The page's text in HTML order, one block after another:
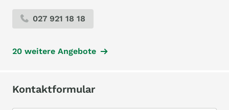
027 921 18 18
20 weitere Angebote
Kontaktformular